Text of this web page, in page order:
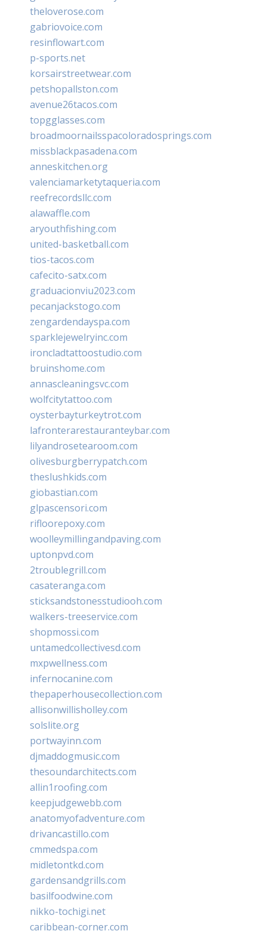
theloverose.com
gabriovoice.com
resinflowart.com
p-sports.net
korsairstreetwear.com
petshopallston.com
avenue26tacos.com
topgglasses.com
broadmoornailsspacoloradosprings.com
missblackpasadena.com
anneskitchen.org
valenciamarketytaqueria.com
reefrecordsllc.com
alawaffle.com
aryouthfishing.com
united-basketball.com
tios-tacos.com
cafecito-satx.com
graduacionviu2023.com
pecanjackstogo.com
zengardendayspa.com
sparklejewelryinc.com
ironcladtattoostudio.com
bruinshome.com
annascleaningsvc.com
wolfcitytattoo.com
oysterbayturkeytrot.com
lafronterarestauranteybar.com
lilyandrosetearoom.com
olivesburgberrypatch.com
theslushkids.com
giobastian.com
glpascensori.com
rifloorepoxy.com
woolleymillingandpaving.com
uptonpvd.com
2troublegrill.com
casateranga.com
sticksandstonesstudiooh.com
walkers-treeservice.com
shopmossi.com
untamedcollectivesd.com
mxpwellness.com
infernocanine.com
thepaperhousecollection.com
allisonwillisholley.com
solslite.org
portwayinn.com
djmaddogmusic.com
thesoundarchitects.com
allin1roofing.com
keepjudgewebb.com
anatomyofadventure.com
drivancastillo.com
cmmedspa.com
midletontkd.com
gardensandgrills.com
basilfoodwine.com
nikko-tochigi.net
caribbean-corner.com